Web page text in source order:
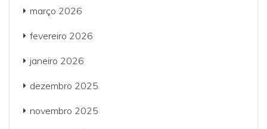
março 2026
fevereiro 2026
janeiro 2026
dezembro 2025
novembro 2025